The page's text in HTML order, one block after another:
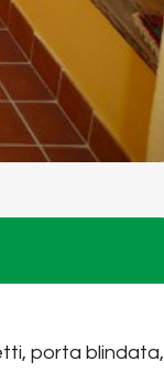
porta blindata,